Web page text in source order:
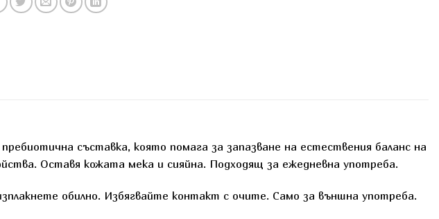
съставка, която помага за запазване на естествения баланс на
Оставя кожата мека и сияйна. Подходящ за ежедневна употреба.
обилно. Избягвайте контакт с очите. Само за външна употреба.